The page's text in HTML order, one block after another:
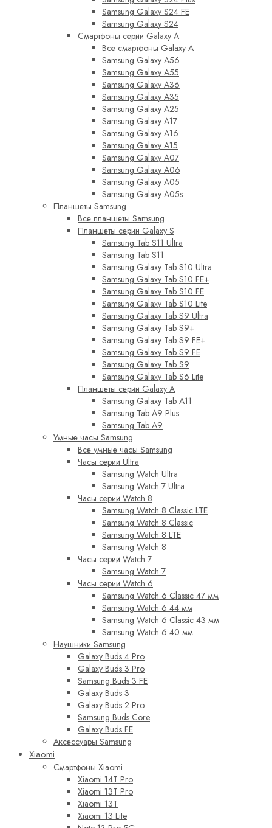
Samsung Galaxy S24 FE
Samsung Galaxy S24
Смартфоны серии Galaxy A
Все смартфоны Galaxy A
Samsung Galaxy A56
Samsung Galaxy A55
Samsung Galaxy A36
Samsung Galaxy A35
Samsung Galaxy A25
Samsung Galaxy A17
Samsung Galaxy A16
Samsung Galaxy A15
Samsung Galaxy A07
Samsung Galaxy A06
Samsung Galaxy A05
Samsung Galaxy A05s
Планшеты Samsung
Все планшеты Samsung
Планшеты серии Galaxy S
Samsung Tab S11 Ultra
Samsung Tab S11
Samsung Galaxy Tab S10 Ultra
Samsung Galaxy Tab S10 FE+
Samsung Galaxy Tab S10 FE
Samsung Galaxy Tab S10 Lite
Samsung Galaxy Tab S9 Ultra
Samsung Galaxy Tab S9+
Samsung Galaxy Tab S9 FE+
Samsung Galaxy Tab S9 FE
Samsung Galaxy Tab S9
Samsung Galaxy Tab S6 Lite
Планшеты серии Galaxy A
Samsung Galaxy Tab A11
Samsung Tab A9 Plus
Samsung Tab A9
Умные часы Samsung
Все умные часы Samsung
Часы серии Ultra
Samsung Watch Ultra
Samsung Watch 7 Ultra
Часы серии Watch 8
Samsung Watch 8 Classic LTE
Samsung Watch 8 Classic
Samsung Watch 8 LTE
Samsung Watch 8
Часы серии Watch 7
Samsung Watch 7
Часы серии Watch 6
Samsung Watch 6 Classic 47 мм
Samsung Watch 6 44 мм
Samsung Watch 6 Classic 43 мм
Samsung Watch 6 40 мм
Наушники Samsung
Galaxy Buds 4 Pro
Galaxy Buds 3 Pro
Samsung Buds 3 FE
Galaxy Buds 3
Galaxy Buds 2 Pro
Samsung Buds Core
Galaxy Buds FE
Аксессуары Samsung
Xiaomi
Смартфоны Xiaomi
Xiaomi 14T Pro
Xiaomi 13T Pro
Xiaomi 13T
Xiaomi 13 Lite